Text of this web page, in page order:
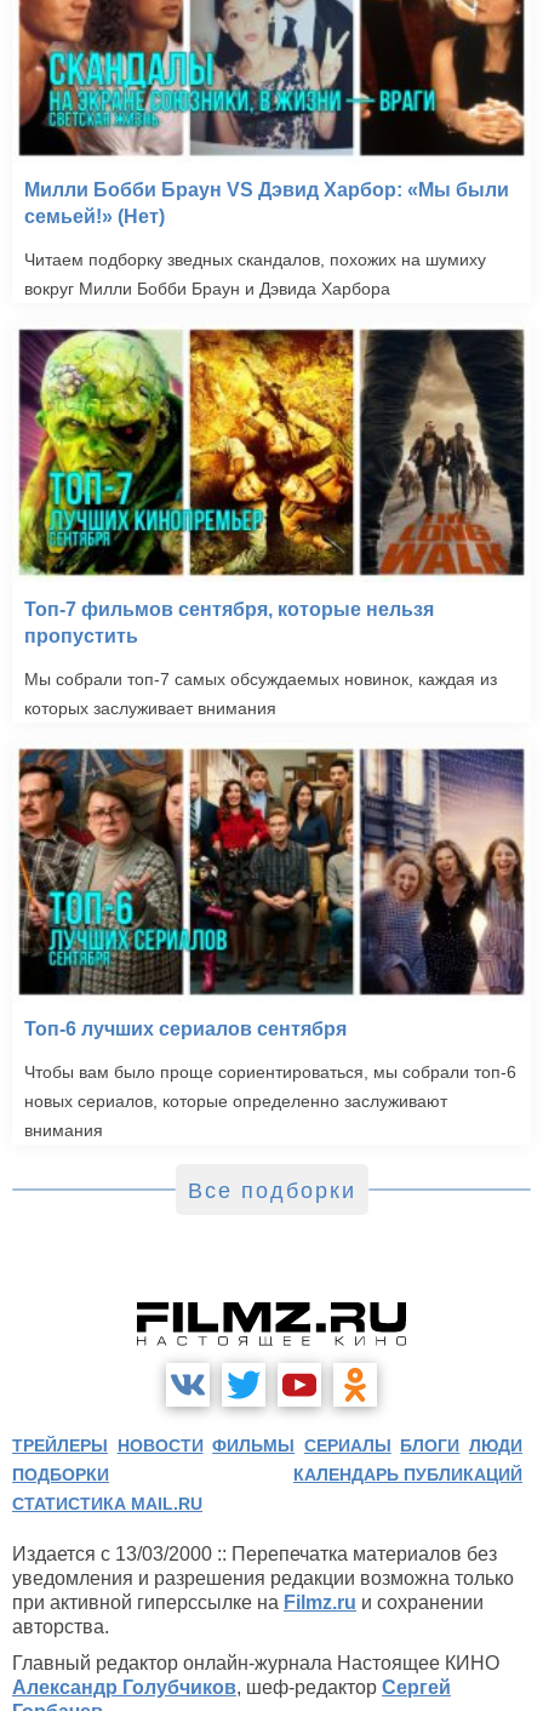
принцесса (2011)
Милли Бобби Браун VS Дэвид Харбор: «Мы были
семьей!» (Нет)
Читаем подборку зведных скандалов, похожих на шумиху
вокруг Милли Бобби Браун и Дэвида Харбора
Топ-7 фильмов сентября, которые нельзя
пропустить
Мы собрали топ-7 самых обсуждаемых новинок, каждая из
которых заслуживает внимания
Топ-6 лучших сериалов сентября
Чтобы вам было проще сориентироваться, мы собрали топ-6
новых сериалов, которые определенно заслуживают
внимания
Все подборки
ТРЕЙЛЕРЫ НОВОСТИ ФИЛЬМЫ СЕРИАЛЫ БЛОГИ ЛЮДИ
ПОДБОРКИ
КАЛЕНДАРЬ ПУБЛИКАЦИЙ
СТАТИСТИКА MAIL.RU
Издается с 13/03/2000 :: Перепечатка материалов без
уведомления и разрешения редакции возможна только
при активной гиперссылке на Filmz.ru и сохранении
авторства.
Главный редактор онлайн-журнала Настоящее КИНО
Александр Голубчиков, шеф-редактор Сергей